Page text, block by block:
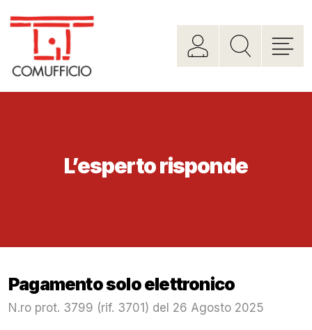
L’esperto risponde
Pagamento solo elettronico
N.ro prot. 3799 (rif. 3701) del 26 Agosto 2025